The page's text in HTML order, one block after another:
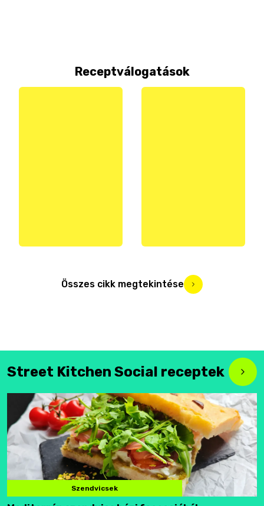
Receptválogatások
Összes cikk megtekintése
Street Kitchen Social receptek
Szendvicsek